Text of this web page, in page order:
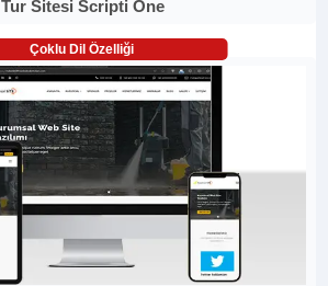
Tur Sitesi Scripti One
Çoklu Dil Özelliği